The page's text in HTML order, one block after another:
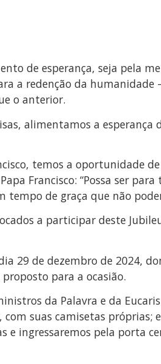
de esperança, seja pela
a redenção da
o anterior.
alimentamos a esperança
temos a oportunidade
Francisco: “Possa ser
tempo de graça que não
a participar deste
29 de dezembro de 2024,
para a ocasião.
da Palavra e da
suas camisetas próprias;
e ingressaremos pela porta